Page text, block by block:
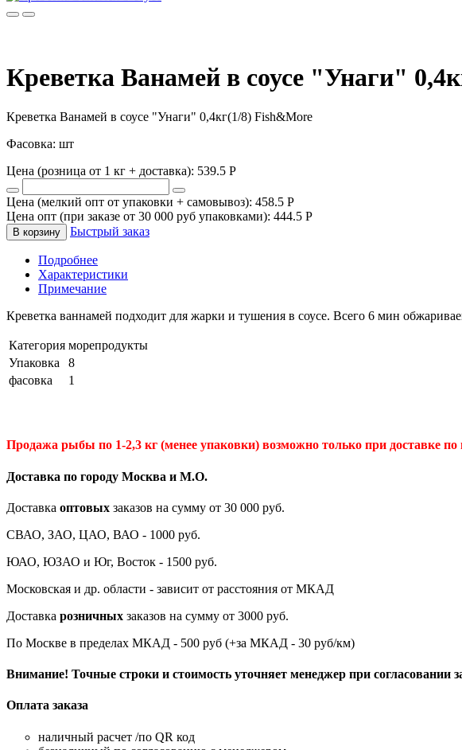
Креветка Ванамей в соусе "Унаги"
Креветка Ванамей в соусе "Унаги" 0,4кг(1/8) Fish&More
Фасовка: шт
Цена (розница от 1 кг + доставка): 539.5 P
Цена (мелкий опт от упаковки + самовывоз): 458.5 P
Цена опт (при заказе от 30 000 руб упаковками): 444.5 P
В корзину Быстрый заказ
Подробнее
Характеристики
Примечание
Креветка ваннамей подходит для жарки и тушения в соусе. Всего 6 мин
Категория морепродукты
Упаковка
8
фасовка
1
Продажа рыбы по 1-2,3 кг (менее упаковки) возможно только при доставке по
Доставка по городу Москва и М.О.
Доставка оптовых заказов на сумму от 30 000 руб.
СВАО, ЗАО, ЦАО, ВАО - 1000 руб.
ЮАО, ЮЗАО и Юг, Восток - 1500 руб.
Московская и др. области - зависит от расстояния от МКАД
Доставка розничных заказов на сумму от 3000 руб.
По Москве в пределах МКАД - 500 руб (+за МКАД - 30 руб/км)
Внимание! Точные строки и стоимость уточняет менеджер при согласовании
Оплата заказа
наличный расчет /по QR код